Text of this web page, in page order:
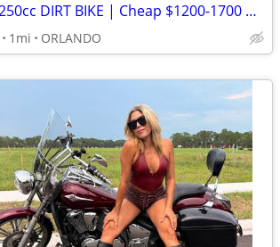
125cc-250cc DIRT BIKE | Cheap $1200-1700 Dirt Bikes | Adult & Kid ATV
1mi ORLANDO